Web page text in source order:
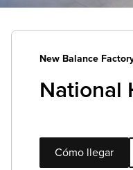
New Balance
National
Cómo llegar